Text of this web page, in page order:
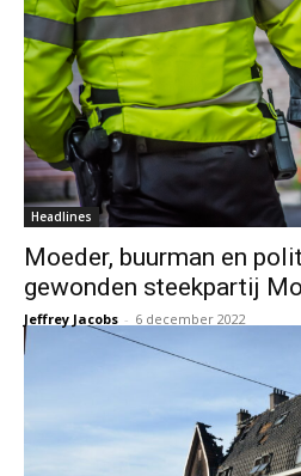
Headlines
Moeder, buurman en
gewonden steekpartij
Jeffrey Jacobs - 6 december 2022